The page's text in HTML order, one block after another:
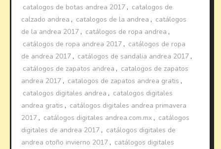
catalogos de botas andrea 2017 , catalogos de
calzado andrea , catalogos de la andrea , catálogos
de la andrea 2017 , catálogos de ropa andrea ,
catálogos de ropa andrea 2017 , catálogos de ropa
de andrea 2017 , catálogos de sandalia andrea 2017 ,
catálogos de zapatos andrea , catalogos de zapatos
andrea 2017 , catalogos de zapatos andrea gratis ,
catalogos digitales andrea , catalogos digitales
andrea gratis , catálogos digitales andrea primavera
2017 , catálogos digitales andrea.com.mx , catálogos
digitales de andrea 2017 , catálogos digitales de
andrea otoño invierno 2017 , catálogos digitales